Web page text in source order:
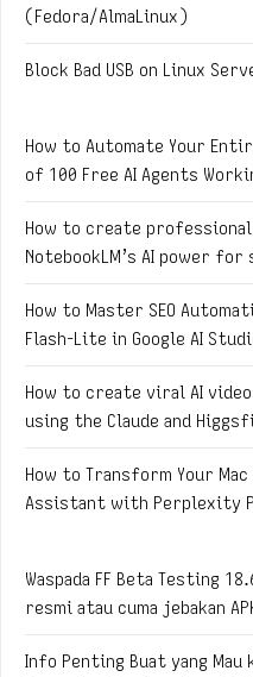
(Fedora/AlmaLinux)
Block Bad USB on Linux
How to Automate Your
of 100 Free AI Agents
How to create
NotebookLM’s AI power
How to Master SEO
Flash-Lite in Google AI
How to create viral AI
using the Claude and
How to Transform Your
Assistant with Perplexity
Waspada FF Beta Testing
resmi atau cuma jebakan
Info Penting Buat yang Mau